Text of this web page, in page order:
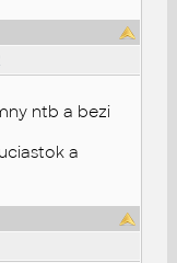
ntb a bezi
a